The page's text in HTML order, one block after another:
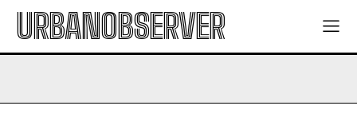
URBANOBSERVER